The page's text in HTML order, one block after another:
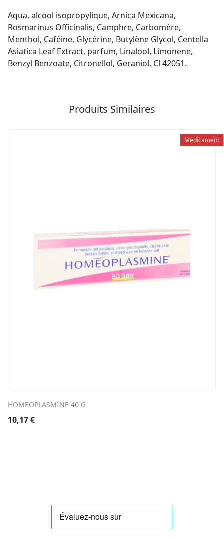
Aqua, alcool isopropylique, Arnica Mexicana,
Rosmarinus Officinalis, Camphre, Carbomère,
Menthol, Caféine, Glycérine, Butylène Glycol, Centella
Asiatica Leaf Extract, parfum, Linalool, Limonene,
Benzyl Benzoate, Citronellol, Geraniol, Cl 42051.
Produits Similaires
Médicament
HOMEOPLASMINE 40 G
10,17€